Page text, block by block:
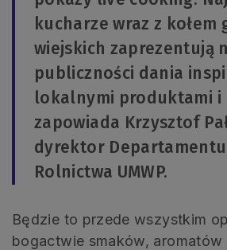
kucharze wraz z kołem
wiejskich zaprezentują
publiczności dania
lokalnymi produktami i
zapowiada Krzysztof
dyrektor
Rolnictwa UMWP.
Będzie to przede wszystkim
bogactwie smaków, aromatów